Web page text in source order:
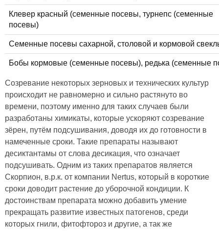
Клевер красный (семенные посевы, турнепс (семенные
посевы)
Семенные посевы сахарной, столовой и кормовой
Бобы кормовые (семенные посевы), редька (семенные
Созревание некоторых зерновых и технических культур
происходит не равномерно и сильно растянуто во
времени, поэтому именно для таких случаев были
разработаны химикаты, которые ускоряют созревание
зёрен, путём подсушивания, доводя их до готовности в
намеченные сроки. Такие препараты называют
десиктантамы от слова десикация, что означает
подсушивать. Одним из таких препаратов является
Скорпион, в.р.к. от компании Nertus, который в короткие
сроки доводит растение до уборочной кондиции. К
достоинствам препарата можно добавить умение
прекращать развитие известных патогенов, среди
которых гнили, фитофтороз и другие, а так же